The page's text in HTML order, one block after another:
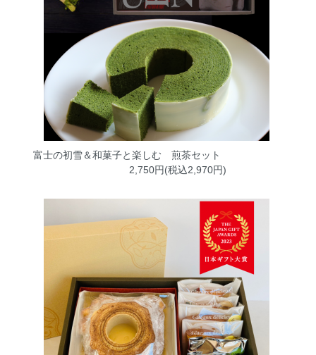
富士の初雪＆和菓子と楽しむ 煎茶セット
2,750円(税込2,970円)